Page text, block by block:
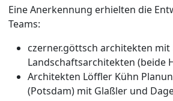
Eine Anerkennung erhielten die
Teams:
czerner.göttsch architekten mit
Landschaftsarchitekten (beide
Architekten Löffler Kühn
(Potsdam) mit Glaßler und